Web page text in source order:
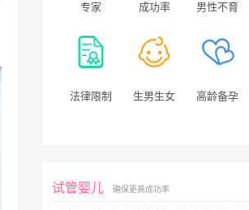
专家 成功率 男性不育
法律限制 生男生女 高龄备孕
试管婴儿 确保更高成功率